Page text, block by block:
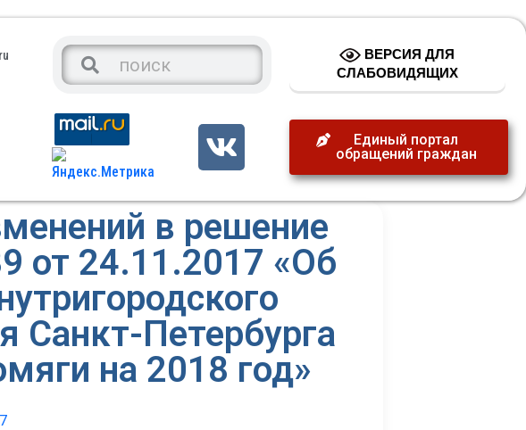
ВЕРСИЯ ДЛЯ
СЛАБОВИДЯЩИХ
Единый портал
обращений граждан
в решение
от 24.11.2017 «Об
Санкт-Петербурга
на 2018 год»